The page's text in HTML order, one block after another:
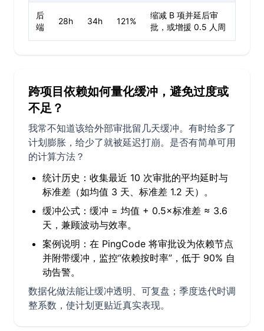
后
端
28h 34h 121%
缩减 B 项并延后审
批，或增援 0.5 人周
跨项目依赖如何量化缓冲，避免过度或
不足？
我常不知道该给外部审批留几天缓冲。有时给多了
计划膨胀，给少了就被延迟打崩。是否有简单可用
的计算方法？
统计历史：收集最近 10 次审批的平均延时与
标准差（如均值 3 天、标准差 1.2 天）。
缓冲公式：缓冲 = 均值 + 0.5×标准差 ≈ 3.6
天，兼顾波动与效率。
案例说明：在 PingCode 将审批设为依赖节点
并附带缓冲，监控“依赖按时率”，低于 90% 自
动告警。
数据化做法能让缓冲透明、可复盘；季度迭代时调
整系数，使计划更贴近真实表现。